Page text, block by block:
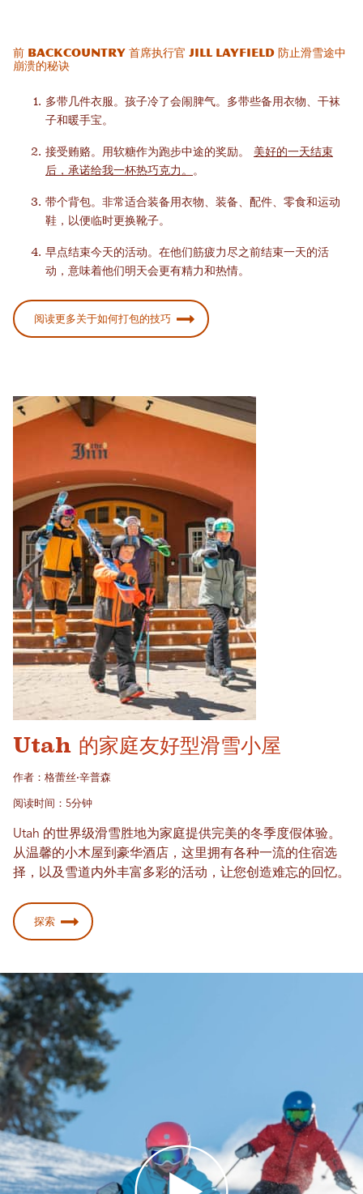
前 Backcountry 首席执行官 Jill Layfield 防止滑雪途中
崩溃的秘诀
多带几件衣服。孩子冷了会闹脾气。多带些备用衣物、干袜
子和暖手宝。
接受贿赂。用软糖作为跑步中途的奖励。 美好的一天结束
后，承诺给我一杯热巧克力。 。
带个背包。非常适合装备用衣物、装备、配件、零食和运动
鞋，以便临时更换靴子。
早点结束今天的活动。在他们筋疲力尽之前结束一天的活
动，意味着他们明天会更有精力和热情。
阅读更多关于如何打包的技巧
Utah 的家庭友好型滑雪小屋
作者：格蕾丝·辛普森
阅读时间：5分钟
Utah 的世界级滑雪胜地为家庭提供完美的冬季度假体验。
从温馨的小木屋到豪华酒店，这里拥有各种一流的住宿选
择，以及雪道内外丰富多彩的活动，让您创造难忘的回忆。
探索